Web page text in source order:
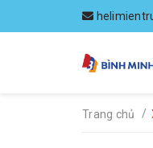
Trang chủ /